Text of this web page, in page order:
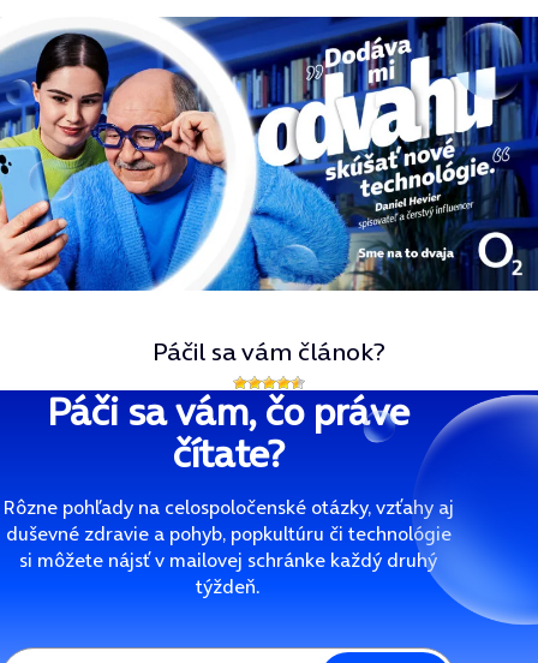
Páčil sa vám článok?
Páči sa vám, čo práve
čítate?
Rôzne pohľady na celospoločenské otázky, vzťahy aj
duševné zdravie a pohyb, popkultúru či technológie
si môžete nájsť v mailovej schránke každý druhý
týždeň.